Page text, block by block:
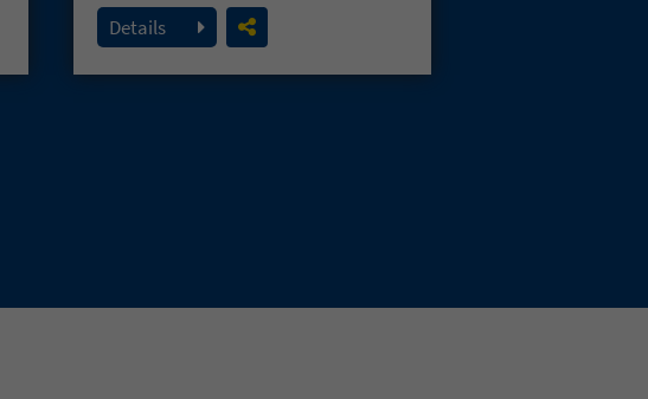
19. Juli 2026
Details